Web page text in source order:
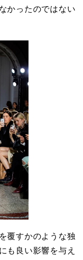
かったのではない
覆すかのような独
も良い影響を与え